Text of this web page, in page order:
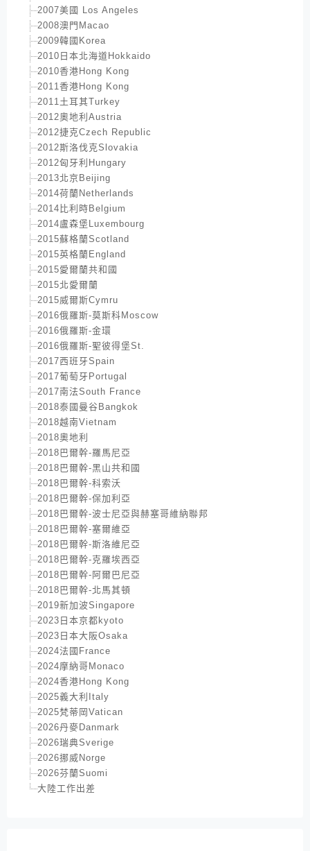
2007美國 Los Angeles
2008澳門Macao
2009韓國Korea
2010日本北海道Hokkaido
2010香港Hong Kong
2011香港Hong Kong
2011土耳其Turkey
2012奧地利Austria
2012捷克Czech Republic
2012斯洛伐克Slovakia
2012匈牙利Hungary
2013北京Beijing
2014荷蘭Netherlands
2014比利時Belgium
2014盧森堡Luxembourg
2015蘇格蘭Scotland
2015英格蘭England
2015愛爾蘭共和國
2015北愛爾蘭
2015威爾斯Cymru
2016俄羅斯-莫斯科Moscow
2016俄羅斯-金環
2016俄羅斯-聖彼得堡St.
2017西班牙Spain
2017葡萄牙Portugal
2017南法South France
2018泰國曼谷Bangkok
2018越南Vietnam
2018奧地利
2018巴爾幹-羅馬尼亞
2018巴爾幹-黑山共和國
2018巴爾幹-科索沃
2018巴爾幹-保加利亞
2018巴爾幹-波士尼亞與赫塞哥維納聯邦
2018巴爾幹-塞爾維亞
2018巴爾幹-斯洛維尼亞
2018巴爾幹-克羅埃西亞
2018巴爾幹-阿爾巴尼亞
2018巴爾幹-北馬其頓
2019新加波Singapore
2023日本京都kyoto
2023日本大阪Osaka
2024法國France
2024摩納哥Monaco
2024香港Hong Kong
2025義大利Italy
2025梵蒂岡Vatican
2026丹麥Danmark
2026瑞典Sverige
2026挪威Norge
2026芬蘭Suomi
大陸工作出差